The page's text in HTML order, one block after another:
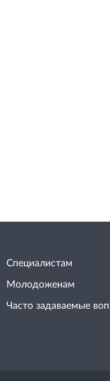
Специалистам
Молодоженам
Часто задаваемые